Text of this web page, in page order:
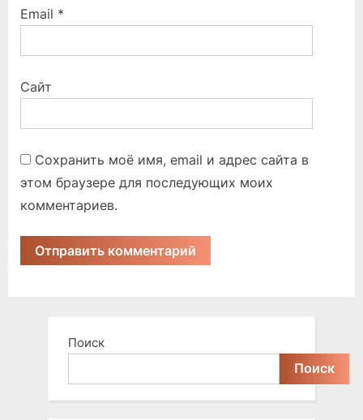
Email *
Сайт
Сохранить моё имя, email и адрес сайта в
этом браузере для последующих моих
комментариев.
Поиск
Поиск